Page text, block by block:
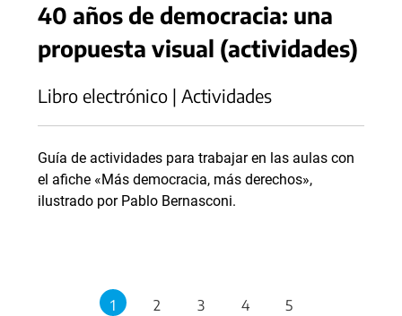
40 años de democracia: una
propuesta visual (actividades)
Libro electrónico | Actividades
Guía de actividades para trabajar en las aulas con
el afiche «Más democracia, más derechos»,
ilustrado por Pablo Bernasconi.
1 2 3 4
5